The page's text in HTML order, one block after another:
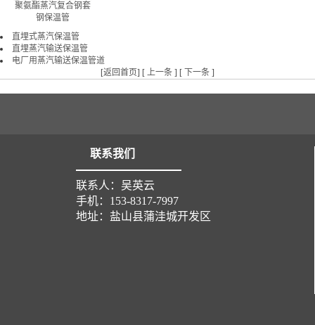
聚氨酯蒸汽复合钢套
钢保温管
直埋式蒸汽保温管
直埋蒸汽输送保温管
电厂用蒸汽输送保温管道
[返回首页] [ 上一条 ] [ 下一条 ]
联系我们
联系人：吴英云
手机：153-8317-7997
地址：盐山县蒲洼城开发区